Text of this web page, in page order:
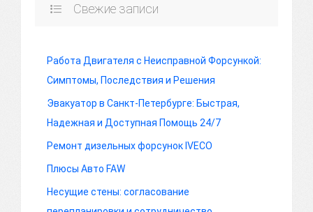
Свежие записи
Работа Двигателя с Неисправной Форсункой:
Симптомы, Последствия и Решения
Эвакуатор в Санкт-Петербурге: Быстрая,
Надежная и Доступная Помощь 24/7
Ремонт дизельных форсунок IVECO
Плюсы Авто FAW
Несущие стены: согласование